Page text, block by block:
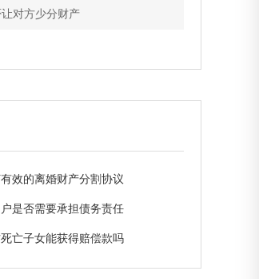
对方少分财产
效的离婚财产分割协议
是否需要承担债务责任
亡子女能获得赔偿款吗